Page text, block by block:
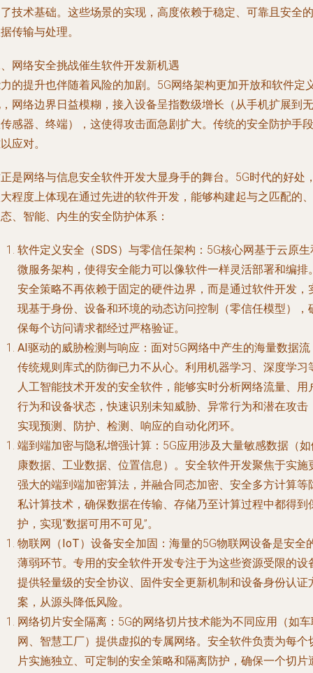
技术基础。这些场景的实现，高度依赖于稳定、可靠且安全的
传输与处理。
网络安全挑战催生软件开发新机遇
的提升也伴随着风险的加剧。5G网络架构更加开放和软件定
网络边界日益模糊，接入设备呈指数级增长（从手机扩展到无
感器、终端），这使得攻击面急剧扩大。传统的安全防护手段
应对。
是网络与信息安全软件开发大显身手的舞台。5G时代的好处
程度上体现在通过先进的软件开发，能够构建起与之匹配的、
、智能、内生的安全防护体系：
软件定义安全（SDS）与零信任架构 ：5G核心网基于云原生
微服务架构，使得安全能力可以像软件一样灵活部署和编排
安全策略不再依赖于固定的硬件边界，而是通过软件开发，
现基于身份、设备和环境的动态访问控制（零信任模型），
保每个访问请求都经过严格验证。
AI驱动的威胁检测与响应 ：面对5G网络中产生的海量数据流
传统规则库式的防御已力不从心。利用机器学习、深度学习
人工智能技术开发的安全软件，能够实时分析网络流量、用
行为和设备状态，快速识别未知威胁、异常行为和潜在攻击
实现预测、防护、检测、响应的自动化闭环。
端到端加密与隐私增强计算 ：5G应用涉及大量敏感数据（
康数据、工业数据、位置信息）。安全软件开发聚焦于实施
强大的端到端加密算法，并融合同态加密、安全多方计算等
私计算技术，确保数据在传输、存储乃至计算过程中都得到
护，实现“数据可用不可见”。
物联网（IoT）设备安全加固 ：海量的5G物联网设备是安全
薄弱环节。专用的安全软件开发专注于为这些资源受限的设
提供轻量级的安全协议、固件安全更新机制和设备身份认证
案，从源头降低风险。
网络切片安全隔离 ：5G的网络切片技术能为不同应用（如
网、智慧工厂）提供虚拟的专属网络。安全软件负责为每个
片实施独立、可定制的安全策略和隔离防护，确保一个切片